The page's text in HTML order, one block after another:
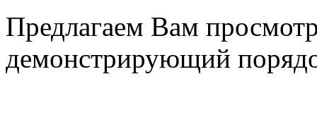
Предлагаем Вам
демонстрирующий